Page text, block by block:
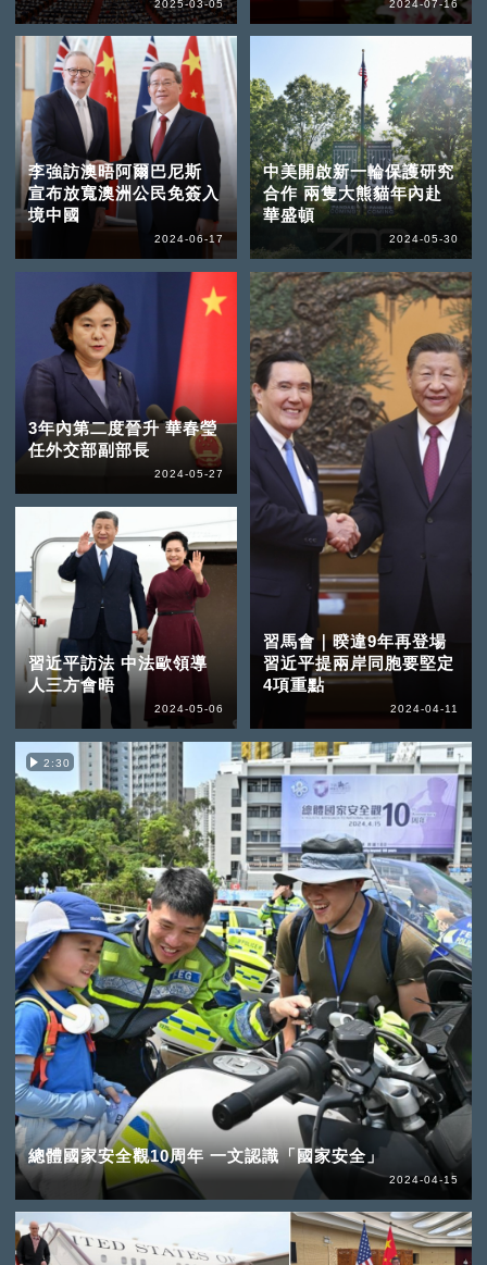
2025-03-05 2024-07-16
李強訪澳晤阿爾巴尼斯
宣布放寬澳洲公民免簽入
境中國
2024-06-17
中美開啟新一輪保護研究
合作 兩隻大熊貓年內赴
華盛頓
2024-05-30
3年內第二度晉升 華春瑩
任外交部副部長
2024-05-27
習近平訪法 中法歐領導
人三方會晤
2024-05-06
2:30
總體國家安全觀10周年 一文認識「國家安全」
2024-04-15
習馬會｜暌違9年再登場
習近平提兩岸同胞要堅定
4項重點
2024-04-11